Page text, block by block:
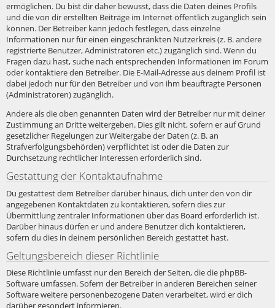
ermöglichen. Du bist dir daher bewusst, dass die Daten deines Profils
und die von dir erstellten Beiträge im Internet öffentlich zugänglich sein
können. Der Betreiber kann jedoch festlegen, dass einzelne
Informationen nur für einen eingeschränkten Nutzerkreis (z. B. andere
registrierte Benutzer, Administratoren etc.) zugänglich sind. Wenn du
Fragen dazu hast, suche nach entsprechenden Informationen im Forum
oder kontaktiere den Betreiber. Die E-Mail-Adresse aus deinem Profil ist
dabei jedoch nur für den Betreiber und von ihm beauftragte Personen
(Administratoren) zugänglich.
Andere als die oben genannten Daten wird der Betreiber nur mit deiner
Zustimmung an Dritte weitergeben. Dies gilt nicht, sofern er auf Grund
gesetzlicher Regelungen zur Weitergabe der Daten (z. B. an
Strafverfolgungsbehörden) verpflichtet ist oder die Daten zur
Durchsetzung rechtlicher Interessen erforderlich sind.
Gestattung der Kontaktaufnahme
Du gestattest dem Betreiber darüber hinaus, dich unter den von dir
angegebenen Kontaktdaten zu kontaktieren, sofern dies zur
Übermittlung zentraler Informationen über das Board erforderlich ist.
Darüber hinaus dürfen er und andere Benutzer dich kontaktieren,
sofern du dies in deinem persönlichen Bereich gestattet hast.
Geltungsbereich dieser Richtlinie
Diese Richtlinie umfasst nur den Bereich der Seiten, die die phpBB-
Software umfassen. Sofern der Betreiber in anderen Bereichen seiner
Software weitere personenbezogene Daten verarbeitet, wird er dich
darüber gesondert informieren.